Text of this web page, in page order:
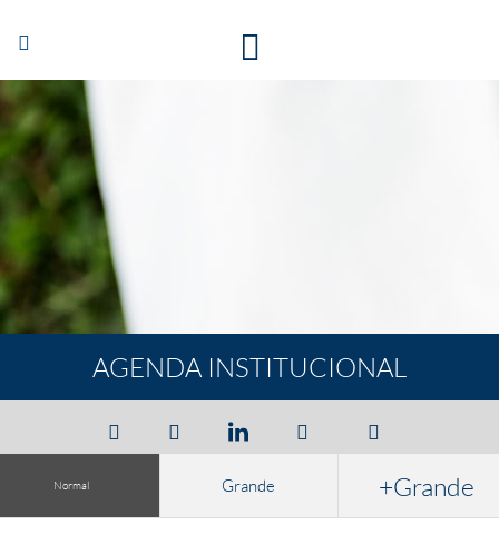
Abrir/Cerrar
navegación
AGENDA INSTITUCIONAL
Normal Grande +Grande